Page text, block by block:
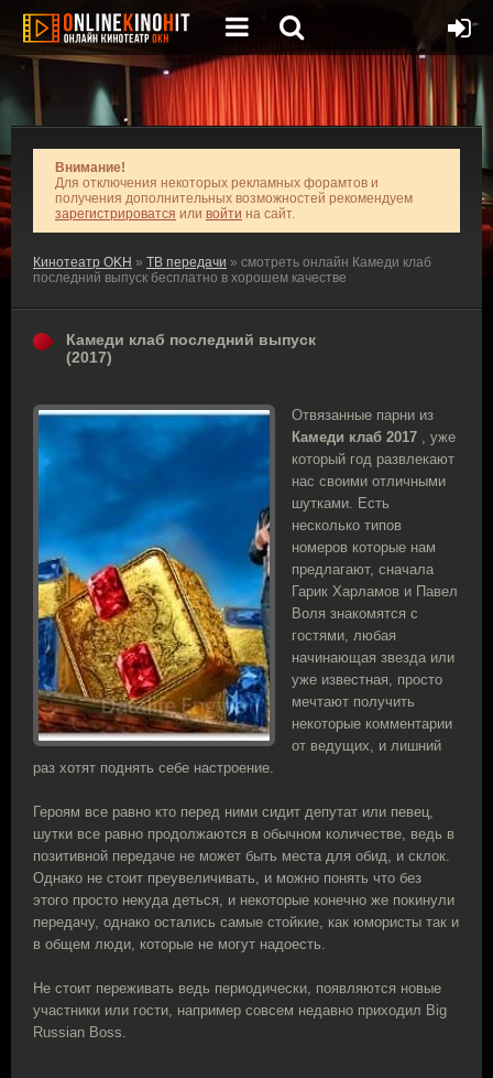
Внимание!
Для отключения некоторых рекламных форамтов и
получения дополнительных возможностей рекомендуем
зарегистрироватся или войти на сайт.
Кинотеатр OKH » ТВ передачи » смотреть онлайн Камеди клаб
последний выпуск бесплатно в хорошем качестве
Камеди клаб последний выпуск
(2017)
Отвязанные парни из
Камеди клаб 2017 , уже
который год развлекают
нас своими отличными
шутками. Есть
несколько типов
номеров которые нам
предлагают, сначала
Гарик Харламов и Павел
Воля знакомятся с
гостями, любая
начинающая звезда или
уже известная, просто
мечтают получить
некоторые комментарии
от ведущих, и лишний
раз хотят поднять себе настроение.
Героям все равно кто перед ними сидит депутат или певец,
шутки все равно продолжаются в обычном количестве, ведь в
позитивной передаче не может быть места для обид, и склок.
Однако не стоит преувеличивать, и можно понять что без
этого просто некуда деться, и некоторые конечно же покинули
передачу, однако остались самые стойкие, как юмористы так и
в общем люди, которые не могут надоесть.
Не стоит переживать ведь периодически, появляются новые
участники или гости, например совсем недавно приходил Big
Russian Boss.